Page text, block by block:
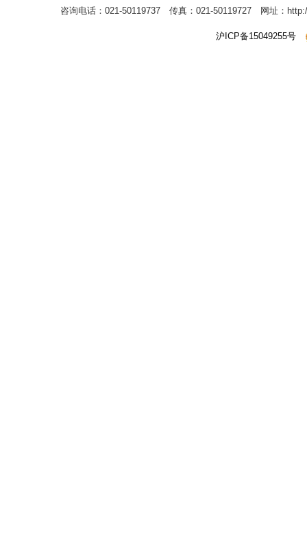
咨询电话：021-50119737 传真：021-50119727 网址：
沪ICP备15049255号